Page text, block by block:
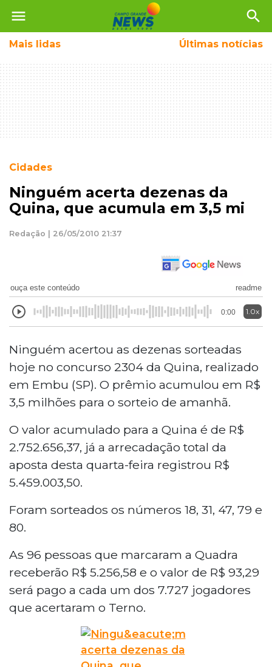
menu search
Mais lidas Últimas notícias
Cidades
Ninguém acerta dezenas da
Quina, que acumula em 3,5 mi
Redação | 26/05/2010 21:37
ouça este conteúdo readme
0:00 1.0x
Ninguém acertou as dezenas sorteadas
hoje no concurso 2304 da Quina, realizado
em Embu (SP). O prêmio acumulou em R$
3,5 milhões para o sorteio de amanhã.
O valor acumulado para a Quina é de R$
2.752.656,37, já a arrecadação total da
aposta desta quarta-feira registrou R$
5.459.003,50.
Foram sorteados os números 18, 31, 47, 79 e
80.
As 96 pessoas que marcaram a Quadra
receberão R$ 5.256,58 e o valor de R$ 93,29
será pago a cada um dos 7.727 jogadores
que acertaram o Terno.